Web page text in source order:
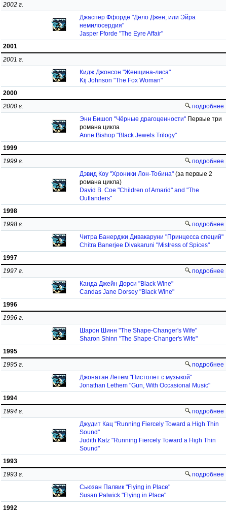
2002 г.
Джаспер Ффорде "Дело Джен, или Эйра
немилосердия"
Jasper Fforde "The Eyre Affair"
2001
2001 г.
Кидж Джонсон "Женщина-лиса"
Kij Johnson "The Fox Woman"
2000
подробнее
2000 г.
Энн Бишоп "Чёрные драгоценности" Первые три
романа цикла
Anne Bishop "Black Jewels Trilogy"
1999
подробнее
1999 г.
Дэвид Коу "Хроники Лон-Тобина" (за первые 2
романа цикла)
David B. Coe "Children of Amarid" and "The
Outlanders"
1998
подробнее
1998 г.
Читра Банерджи Дивакаруни "Принцесса специй"
Chitra Banerjee Divakaruni "Mistress of Spices"
1997
подробнее
1997 г.
Канда Джейн Дорси "Black Wine"
Candas Jane Dorsey "Black Wine"
1996
1996 г.
Шарон Шинн "The Shape-Changer's Wife"
Sharon Shinn "The Shape-Changer's Wife"
1995
подробнее
1995 г.
Джонатан Летем "Пистолет с музыкой"
Jonathan Lethem "Gun, With Occasional Music"
1994
подробнее
1994 г.
Джудит Кац "Running Fiercely Toward a High Thin
Sound"
Judith Katz "Running Fiercely Toward a High Thin
Sound"
1993
подробнее
1993 г.
Сьюзан Палвик "Flying in Place"
Susan Palwick "Flying in Place"
1992